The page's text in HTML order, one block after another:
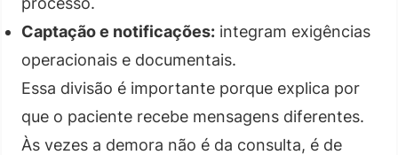
Captação e notificações: integram exigências
operacionais e documentais.
Essa divisão é importante porque explica por
que o paciente recebe mensagens diferentes.
Às vezes a demora não é da consulta, é de